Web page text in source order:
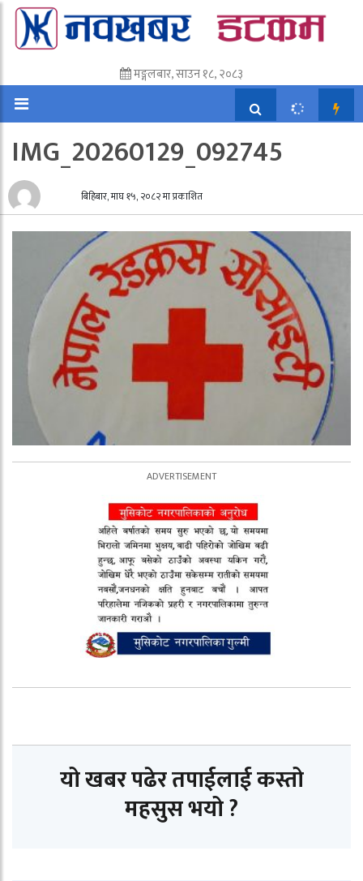
मङ्गलबार, साउन १८, २०८३
IMG_20260129_092745
बिहिबार, माघ १५, २०८२ मा प्रकाशित
यो खबर पढेर तपाईलाई कस्तो
महसुस भयो ?